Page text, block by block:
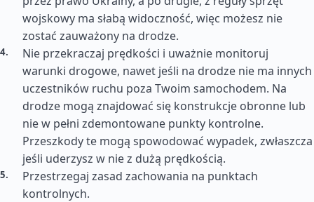
wojskowy ma słabą widoczność, więc możesz nie
zostać zauważony na drodze.
Nie przekraczaj prędkości i uważnie monitoruj
warunki drogowe, nawet jeśli na drodze nie ma innych
uczestników ruchu poza Twoim samochodem. Na
drodze mogą znajdować się konstrukcje obronne lub
nie w pełni zdemontowane punkty kontrolne.
Przeszkody te mogą spowodować wypadek, zwłaszcza
jeśli uderzysz w nie z dużą prędkością.
Przestrzegaj zasad zachowania na punktach
kontrolnych.